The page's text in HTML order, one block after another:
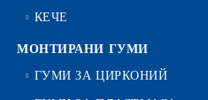
КЕЧЕ
МОНТИРАНИ ГУМИ
ГУМИ ЗА ЦИРКОНИЙ